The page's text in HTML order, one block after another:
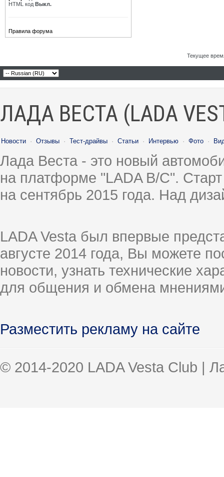
HTML код Выкл.
Правила форума
Текущее
ЛАДА ВЕСТА (LADA
Новости · Отзывы · Тест-драйвы · Статьи · Интервью · Фото ·
Лада Веста - это новый
на платформе "LADA B/C".
на сентябрь 2015 года. Над
LADA Vesta был впервые
августе 2014 года, Вы можете
новости, узнать технические
для общения и обмена
Разместить рекламу на сайте
© 2014-2020 LADA Vesta Club |